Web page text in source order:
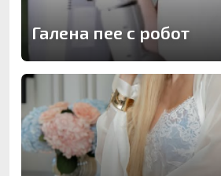
Галена пее с робот